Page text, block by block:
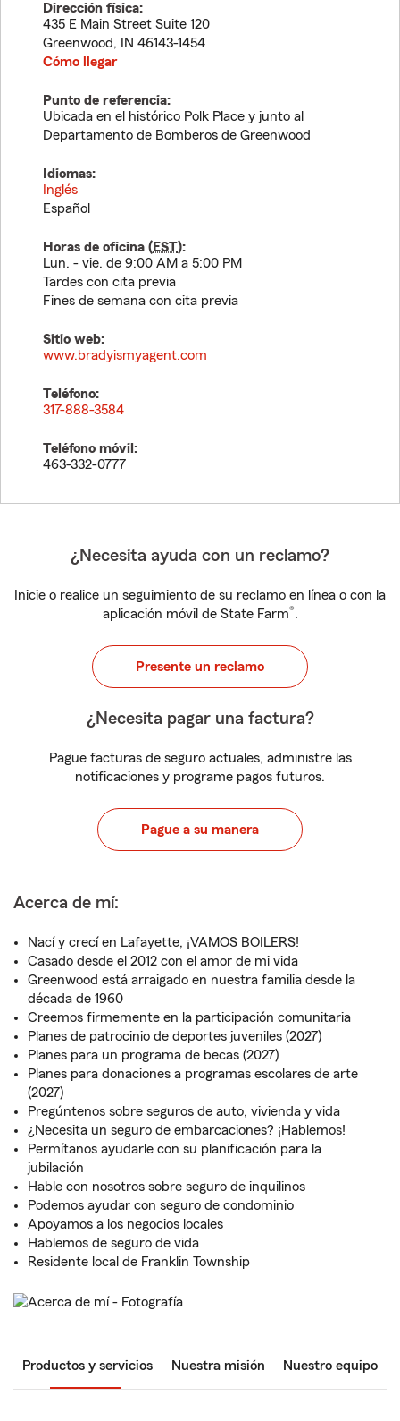
Dirección física:
435 E Main Street Suite 120
Greenwood, IN 46143-1454
Cómo llegar
Punto de referencia:
Ubicada en el histórico Polk Place y junto al
Departamento de Bomberos de Greenwood
Idiomas:
Inglés
Español
Horas de oficina (EST):
Lun. - vie. de 9:00 AM a 5:00 PM
Tardes con cita previa
Fines de semana con cita previa
Sitio web:
www.bradyismyagent.com
Teléfono:
317-888-3584
Teléfono móvil:
463-332-0777
¿Necesita ayuda con un reclamo?
Inicie o realice un seguimiento de su reclamo en línea o con la
aplicación móvil de State Farm®.
Presente un reclamo
¿Necesita pagar una factura?
Pague facturas de seguro actuales, administre las
notificaciones y programe pagos futuros.
Pague a su manera
Acerca de mí:
Nací y crecí en Lafayette, ¡VAMOS BOILERS!
Casado desde el 2012 con el amor de mi vida
Greenwood está arraigado en nuestra familia desde la
década de 1960
Creemos firmemente en la participación comunitaria
Planes de patrocinio de deportes juveniles (2027)
Planes para un programa de becas (2027)
Planes para donaciones a programas escolares de arte
(2027)
Pregúntenos sobre seguros de auto, vivienda y vida
¿Necesita un seguro de embarcaciones? ¡Hablemos!
Permítanos ayudarle con su planificación para la
jubilación
Hable con nosotros sobre seguro de inquilinos
Podemos ayudar con seguro de condominio
Apoyamos a los negocios locales
Hablemos de seguro de vida
Residente local de Franklin Township
Productos y servicios Nuestra misión Nuestro equipo